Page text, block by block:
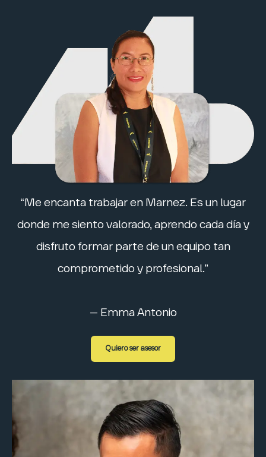
“Me encanta trabajar en Marnez. Es un lugar
donde me siento valorado, aprendo cada día y
disfruto formar parte de un equipo tan
comprometido y profesional.”
– Emma Antonio
Quiero ser asesor